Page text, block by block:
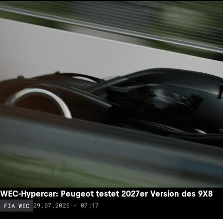
WEC-Hypercar: Peugeot testet 2027er Version des 9X8
FIA WEC 29.07.2026 - 07:17